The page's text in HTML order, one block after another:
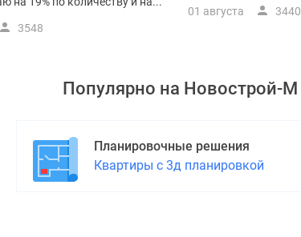
3548
01 августа 3440
Популярно на Новострой-М
Планировочные решения
Квартиры с 3д планировкой